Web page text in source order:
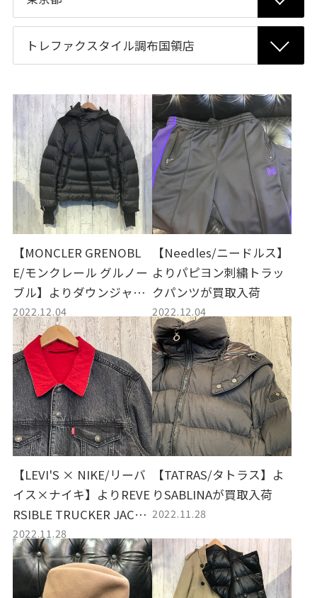
【MONCLER GRENOBL
E/モンクレール グルノー
ブル】よりダウンジャケ
ットが買取入荷
2022.12.04
【Needles/ニードルス】
よりパピヨン刺繍トラッ
クパンツが買取入荷
2022.12.04
【LEVI'S × NIKE/リーバ
イス×ナイキ】よりREVE
RSIBLE TRUCKER JACKE
Tが買取入荷
2022.11.28
【TATRAS/タトラス】よ
りSABLINAが買取入荷
2022.11.28